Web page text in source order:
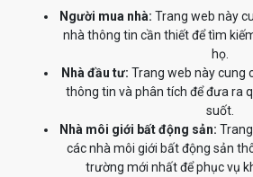
Người mua nhà: Trang web này
nhà thông tin cần thiết để tìm
họ.
Nhà đầu tư: Trang web này cung
thông tin và phân tích để đưa ra
suốt.
Nhà môi giới bất động sản:
các nhà môi giới bất động sản
trường mới nhất để phục vụ